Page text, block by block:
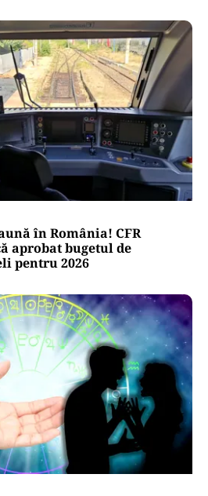
în România! CFR
aprobat bugetul de
pentru 2026